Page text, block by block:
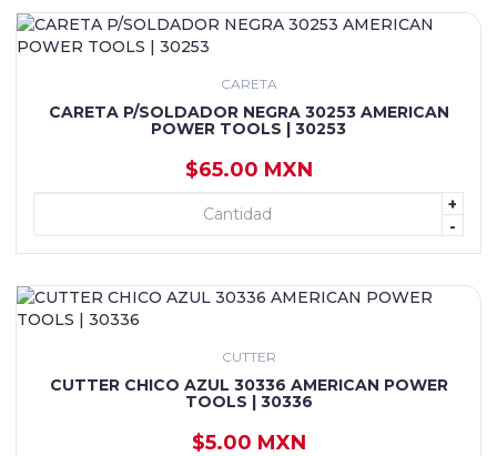
CARETA
CARETA P/SOLDADOR NEGRA 30253 AMERICAN
POWER TOOLS | 30253
$65.00 MXN
+
-
+ AGREGAR
CUTTER
CUTTER CHICO AZUL 30336 AMERICAN POWER
TOOLS | 30336
$5.00 MXN